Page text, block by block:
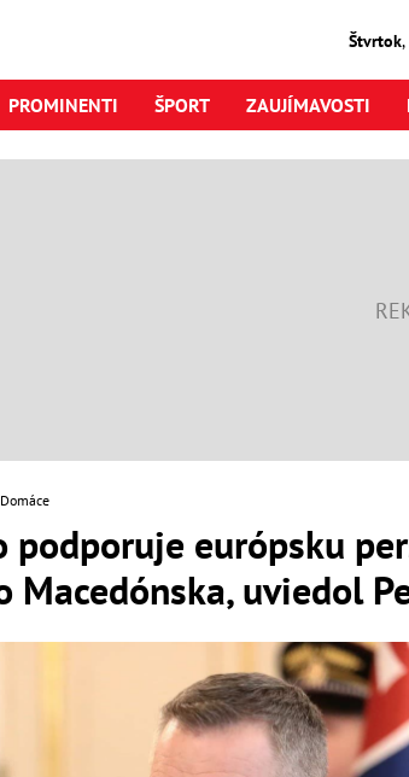
Štvrtok,
PROMINENTI ŠPORT ZAUJÍMAVOSTI
Domáce
podporuje európsku
Macedónska, uviedol